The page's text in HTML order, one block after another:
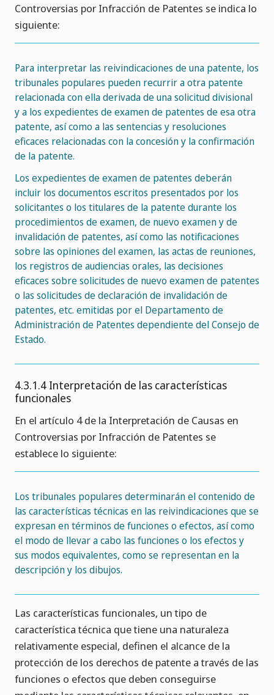
Controversias por Infracción de Patentes se indica lo
siguiente:
Para interpretar las reivindicaciones de una patente, los
tribunales populares pueden recurrir a otra patente
relacionada con ella derivada de una solicitud divisional
y a los expedientes de examen de patentes de esa otra
patente, así como a las sentencias y resoluciones
eficaces relacionadas con la concesión y la confirmación
de la patente.
Los expedientes de examen de patentes deberán
incluir los documentos escritos presentados por los
solicitantes o los titulares de la patente durante los
procedimientos de examen, de nuevo examen y de
invalidación de patentes, así como las notificaciones
sobre las opiniones del examen, las actas de reuniones,
los registros de audiencias orales, las decisiones
eficaces sobre solicitudes de nuevo examen de patentes
o las solicitudes de declaración de invalidación de
patentes, etc. emitidas por el Departamento de
Administración de Patentes dependiente del Consejo de
Estado.
4.3.1.4 Interpretación de las características
funcionales
En el artículo 4 de la Interpretación de Causas en
Controversias por Infracción de Patentes se
establece lo siguiente:
Los tribunales populares determinarán el contenido de
las características técnicas en las reivindicaciones que se
expresan en términos de funciones o efectos, así como
el modo de llevar a cabo las funciones o los efectos y
sus modos equivalentes, como se representan en la
descripción y los dibujos.
Las características funcionales, un tipo de
característica técnica que tiene una naturaleza
relativamente especial, definen el alcance de la
protección de los derechos de patente a través de las
funciones o efectos que deben conseguirse